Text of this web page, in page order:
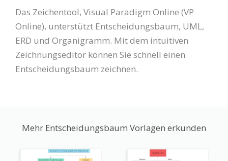
Das Zeichentool, Visual Paradigm Online (VP
Online), unterstützt Entscheidungsbaum, UML,
ERD und Organigramm. Mit dem intuitiven
Zeichnungseditor können Sie schnell einen
Entscheidungsbaum zeichnen.
Mehr Entscheidungsbaum Vorlagen erkunden